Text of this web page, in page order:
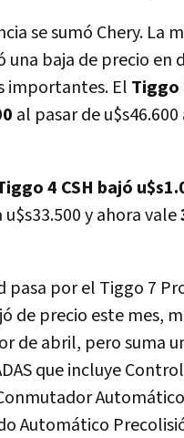
se sumó Chery. La
una baja de precio en
importantes. El Tiggo
al pasar de u$s46.600
4 CSH bajó
y ahora vale
pasa por el Tiggo 7
de precio este mes,
de abril, pero suma
que incluye
Automático